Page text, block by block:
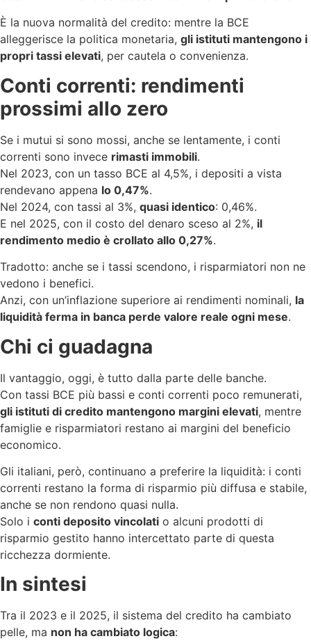
È la nuova normalità del credito: mentre la BCE
alleggerisce la politica monetaria, gli istituti mantengono i
propri tassi elevati, per cautela o convenienza.
Conti correnti: rendimenti
prossimi allo zero
Se i mutui si sono mossi, anche se lentamente, i conti
correnti sono invece rimasti immobili.
Nel 2023, con un tasso BCE al 4,5%, i depositi a vista
rendevano appena lo 0,47%.
Nel 2024, con tassi al 3%, quasi identico: 0,46%.
E nel 2025, con il costo del denaro sceso al 2%, il
rendimento medio è crollato allo 0,27%.
Tradotto: anche se i tassi scendono, i risparmiatori non ne
vedono i benefici.
Anzi, con un’inflazione superiore ai rendimenti nominali, la
liquidità ferma in banca perde valore reale ogni mese.
Chi ci guadagna
Il vantaggio, oggi, è tutto dalla parte delle banche.
Con tassi BCE più bassi e conti correnti poco remunerati,
gli istituti di credito mantengono margini elevati, mentre
famiglie e risparmiatori restano ai margini del beneficio
economico.
Gli italiani, però, continuano a preferire la liquidità: i conti
correnti restano la forma di risparmio più diffusa e stabile,
anche se non rendono quasi nulla.
Solo i conti deposito vincolati o alcuni prodotti di
risparmio gestito hanno intercettato parte di questa
ricchezza dormiente.
In sintesi
Tra il 2023 e il 2025, il sistema del credito ha cambiato
pelle, ma non ha cambiato logica: